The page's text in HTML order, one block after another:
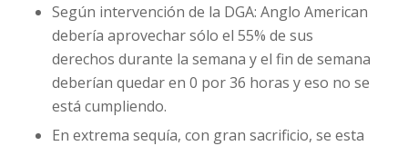
Según intervención de la DGA: Anglo American
debería aprovechar sólo el 55% de sus
derechos durante la semana y el fin de semana
deberían quedar en 0 por 36 horas y eso no se
está cumpliendo.
En extrema sequía, con gran sacrificio, se esta